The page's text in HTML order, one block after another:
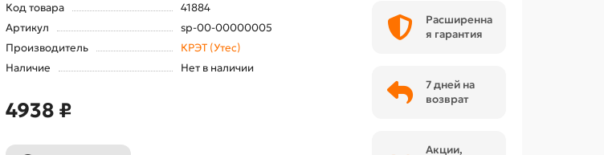
Код товара
41884
Артикул
sp-00-00000005
Производитель
КРЭТ (Утес)
Наличие
Нет в наличии
4938 ₽
Расширенна
я гарантия
7 дней на
возврат
Акции,